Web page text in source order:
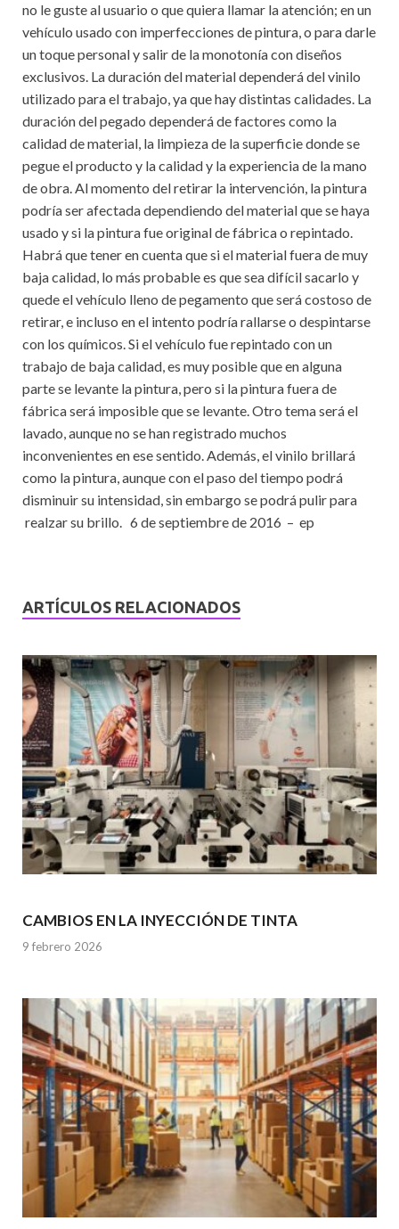
no le guste al usuario o que quiera llamar la atención; en un
vehículo usado con imperfecciones de pintura, o para darle
un toque personal y salir de la monotonía con diseños
exclusivos. La duración del material dependerá del vinilo
utilizado para el trabajo, ya que hay distintas calidades. La
duración del pegado dependerá de factores como la
calidad de material, la limpieza de la superficie donde se
pegue el producto y la calidad y la experiencia de la mano
de obra. Al momento del retirar la intervención, la pintura
podría ser afectada dependiendo del material que se haya
usado y si la pintura fue original de fábrica o repintado.
Habrá que tener en cuenta que si el material fuera de muy
baja calidad, lo más probable es que sea difícil sacarlo y
quede el vehículo lleno de pegamento que será costoso de
retirar, e incluso en el intento podría rallarse o despintarse
con los químicos. Si el vehículo fue repintado con un
trabajo de baja calidad, es muy posible que en alguna
parte se levante la pintura, pero si la pintura fuera de
fábrica será imposible que se levante. Otro tema será el
lavado, aunque no se han registrado muchos
inconvenientes en ese sentido. Además, el vinilo brillará
como la pintura, aunque con el paso del tiempo podrá
disminuir su intensidad, sin embargo se podrá pulir para
realzar su brillo. 6 de septiembre de 2016 – ep
ARTÍCULOS RELACIONADOS
CAMBIOS EN LA INYECCIÓN DE TINTA
9 febrero 2026